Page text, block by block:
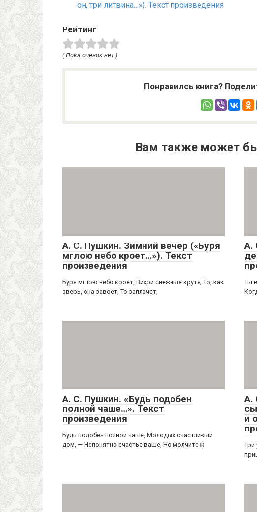
он, три литвина…»). Текст произведения
Рейтинг
( Пока оценок нет )
Понравилсь книга?
Вам также может
А. С. Пушкин. Зимний вечер («Буря
мглою небо кроет…»). Текст
произведения
Буря мглою небо кроет, Вихри снежные крутя; То, как
зверь, она завоет, То заплачет,
А.
Ты
А. С. Пушкин. «Будь подобен
полной чаше…». Текст
произведения
Будь подобен полной чаше, Молодых счастливый
дом, — Непонятно счастье ваше, Но молчите ж
А.
и
Три